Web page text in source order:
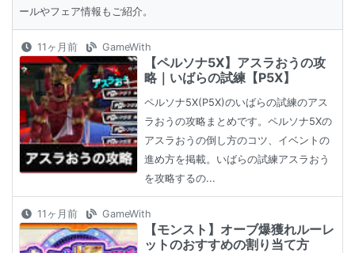
ールやフェア情報もご紹介。
11ヶ月前 GameWith
【ペルソナ5X】アスラおうの攻
略｜いばらの試練【P5X】
ペルソナ5X(P5X)のいばらの試練のアス
ラおうの攻略まとめです。ペルソナ5Xの
アスラおうの倒し方のコツ、イベントの
進め方を掲載。いばらの試練アスラおう
を攻略するの...
11ヶ月前 GameWith
【モンスト】オーブ爆獲れルーレ
ットのおすすめの割り当て方